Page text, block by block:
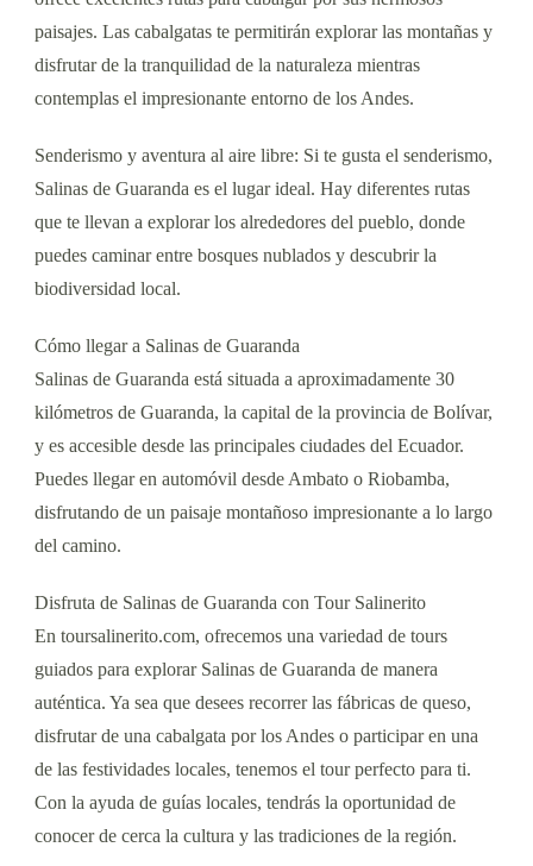
paisajes. Las cabalgatas te permitirán explorar las montañas y
disfrutar de la tranquilidad de la naturaleza mientras
contemplas el impresionante entorno de los Andes.
Senderismo y aventura al aire libre: Si te gusta el senderismo,
Salinas de Guaranda es el lugar ideal. Hay diferentes rutas
que te llevan a explorar los alrededores del pueblo, donde
puedes caminar entre bosques nublados y descubrir la
biodiversidad local.
Cómo llegar a Salinas de Guaranda
Salinas de Guaranda está situada a aproximadamente 30
kilómetros de Guaranda, la capital de la provincia de Bolívar,
y es accesible desde las principales ciudades del Ecuador.
Puedes llegar en automóvil desde Ambato o Riobamba,
disfrutando de un paisaje montañoso impresionante a lo largo
del camino.
Disfruta de Salinas de Guaranda con Tour Salinerito
En toursalinerito.com, ofrecemos una variedad de tours
guiados para explorar Salinas de Guaranda de manera
auténtica. Ya sea que desees recorrer las fábricas de queso,
disfrutar de una cabalgata por los Andes o participar en una
de las festividades locales, tenemos el tour perfecto para ti.
Con la ayuda de guías locales, tendrás la oportunidad de
conocer de cerca la cultura y las tradiciones de la región.